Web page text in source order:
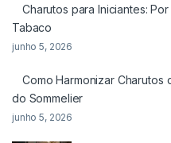
Charutos para Iniciantes:
Tabaco
junho 5, 2026
Como Harmonizar Charutos
do Sommelier
junho 5, 2026